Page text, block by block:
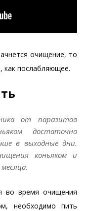
очищение, то
как послабляющее.
от паразитов
достаточно
в выходные дни.
коньяком и
во время очищения
необходимо пить